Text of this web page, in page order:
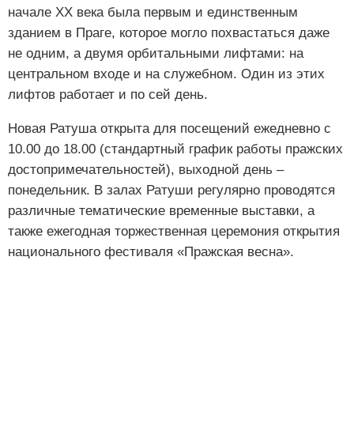
начале XX века была первым и единственным
зданием в Праге, которое могло похвастаться даже
не одним, а двумя орбитальными лифтами: на
центральном входе и на служебном. Один из этих
лифтов работает и по сей день.
Новая Ратуша открыта для посещений ежедневно с
10.00 до 18.00 (стандартный график работы пражских
достопримечательностей), выходной день –
понедельник. В залах Ратуши регулярно проводятся
различные тематические временные выставки, а
также ежегодная торжественная церемония открытия
национального фестиваля «Пражская весна».